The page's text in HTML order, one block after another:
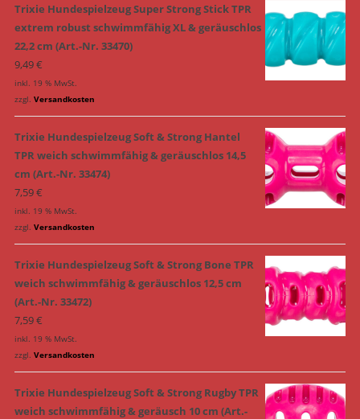
Trixie Hundespielzeug Super Strong Stick TPR
extrem robust schwimmfähig XL & geräuschlos
22,2 cm (Art.-Nr. 33470)
9,49€
inkl. 19 % MwSt.
zzgl. Versandkosten
Trixie Hundespielzeug Soft & Strong Hantel
TPR weich schwimmfähig & geräuschlos 14,5
cm (Art.-Nr. 33474)
7,59€
inkl. 19 % MwSt.
zzgl. Versandkosten
Trixie Hundespielzeug Soft & Strong Bone TPR
weich schwimmfähig & geräuschlos 12,5 cm
(Art.-Nr. 33472)
7,59€
inkl. 19 % MwSt.
zzgl. Versandkosten
Trixie Hundespielzeug Soft & Strong Rugby TPR
weich schwimmfähig & geräusch 10 cm (Art.-